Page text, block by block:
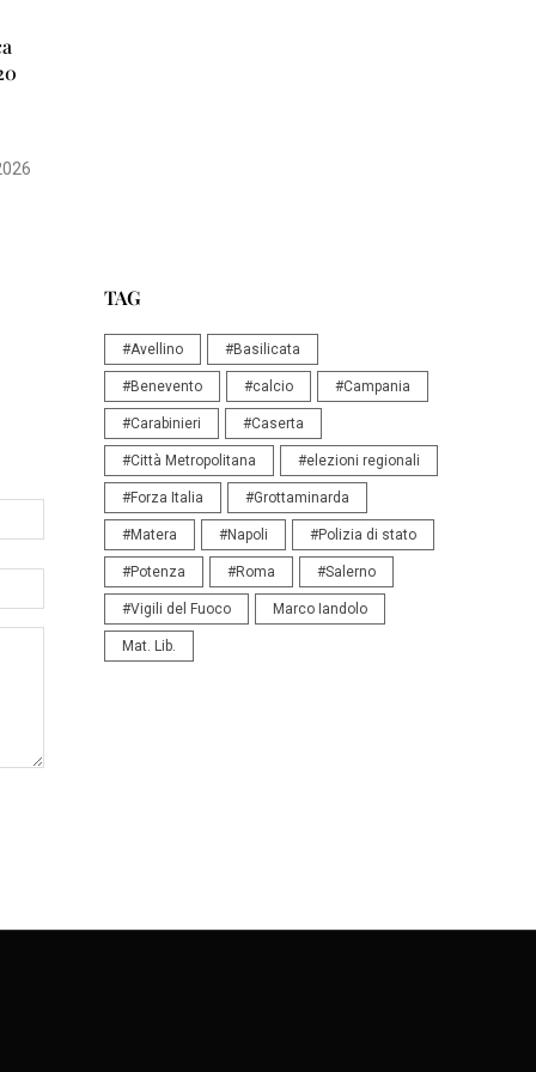
TAG
#Avellino #Basilicata
#Benevento #calcio #Campania
#Carabinieri #Caserta
#Città Metropolitana #elezioni regionali
#Forza Italia #Grottaminarda
#Matera #Napoli #Polizia di stato
#Potenza #Roma #Salerno
#Vigili del Fuoco Marco Iandolo
Mat. Lib.